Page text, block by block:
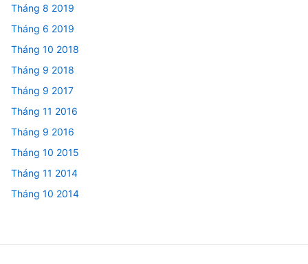
Tháng 8 2019
Tháng 6 2019
Tháng 10 2018
Tháng 9 2018
Tháng 9 2017
Tháng 11 2016
Tháng 9 2016
Tháng 10 2015
Tháng 11 2014
Tháng 10 2014